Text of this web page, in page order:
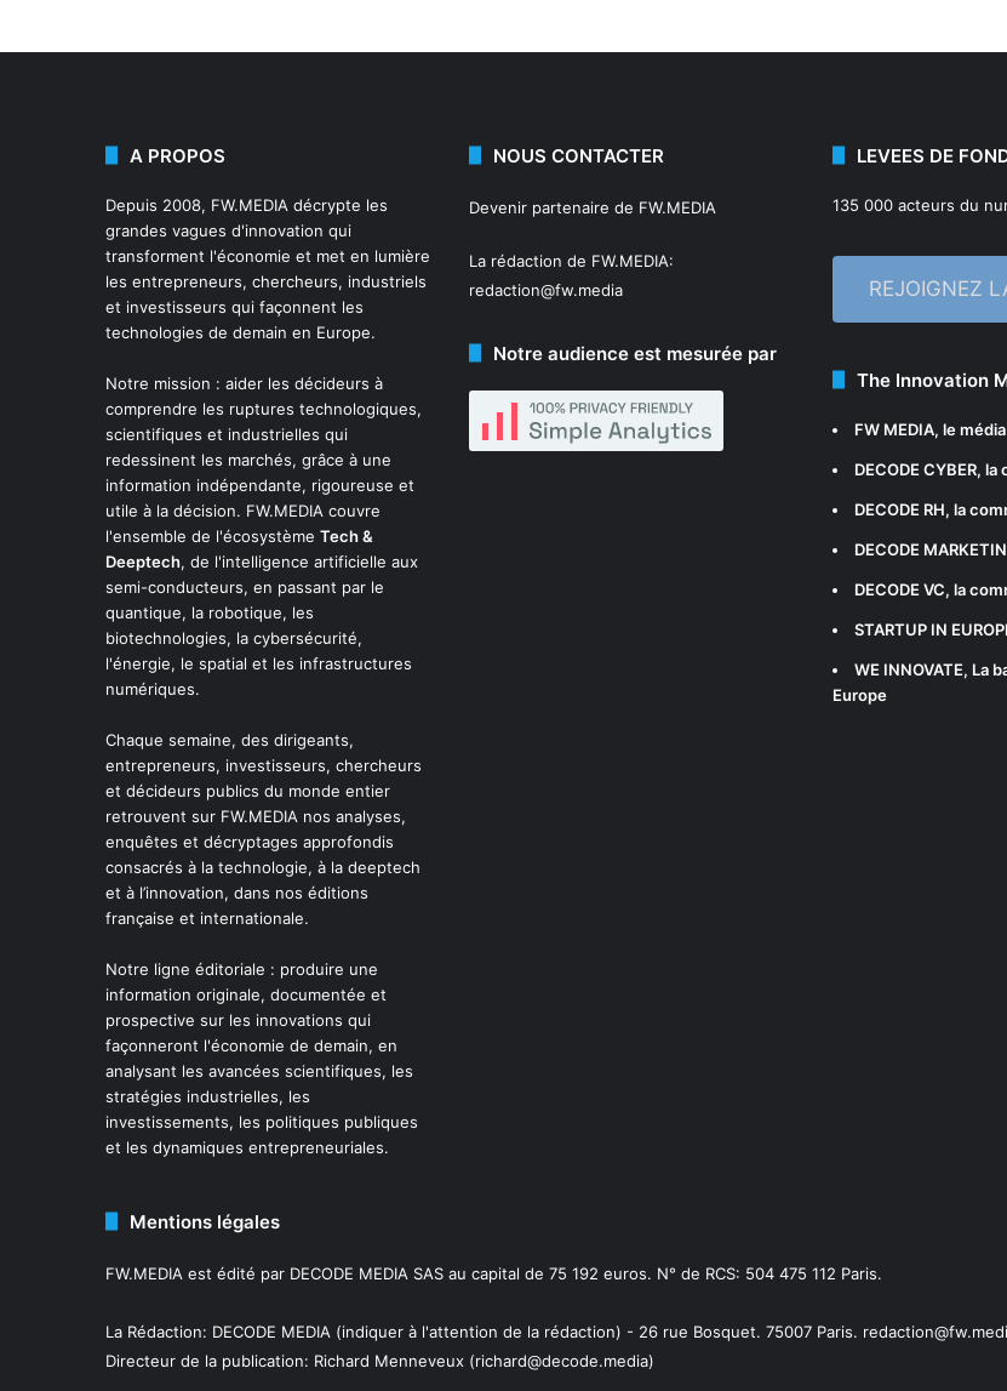
A PROPOS
Depuis 2008, FW.MEDIA décrypte les
grandes vagues d'innovation qui
transforment l'économie et met en lumière
les entrepreneurs, chercheurs, industriels
et investisseurs qui façonnent les
technologies de demain en Europe.
Notre mission : aider les décideurs à
comprendre les ruptures technologiques,
scientifiques et industrielles qui
redessinent les marchés, grâce à une
information indépendante, rigoureuse et
utile à la décision. FW.MEDIA couvre
l'ensemble de l'écosystème Tech &
Deeptech, de l'intelligence artificielle aux
semi-conducteurs, en passant par le
quantique, la robotique, les
biotechnologies, la cybersécurité,
l'énergie, le spatial et les infrastructures
numériques.
Chaque semaine, des dirigeants,
entrepreneurs, investisseurs, chercheurs
et décideurs publics du monde entier
retrouvent sur FW.MEDIA nos analyses,
enquêtes et décryptages approfondis
consacrés à la technologie, à la deeptech
et à l’innovation, dans nos éditions
française et internationale.
Notre ligne éditoriale : produire une
information originale, documentée et
prospective sur les innovations qui
façonneront l'économie de demain, en
analysant les avancées scientifiques, les
stratégies industrielles, les
investissements, les politiques publiques
et les dynamiques entrepreneuriales.
NOUS CONTACTER
Devenir partenaire de FW.MEDIA
La rédaction de FW.MEDIA:
redaction@fw.media
Notre audience est mesurée par
LEVEES DE
135 000 acteurs du
REJOIGNEZ
The Innovation
FW MEDIA, le
DECODE CYBER, la
DECODE RH, la
DECODE
DECODE VC, la
STARTUP IN
WE INNOVATE, La
Europe
Mentions légales
FW.MEDIA est édité par DECODE MEDIA SAS au capital de 75 192 euros. N° de RCS: 504 475 112 Paris.
La Rédaction: DECODE MEDIA (indiquer à l'attention de la rédaction) - 26 rue Bosquet. 75007 Paris.
Directeur de la publication: Richard Menneveux (richard@decode.media)